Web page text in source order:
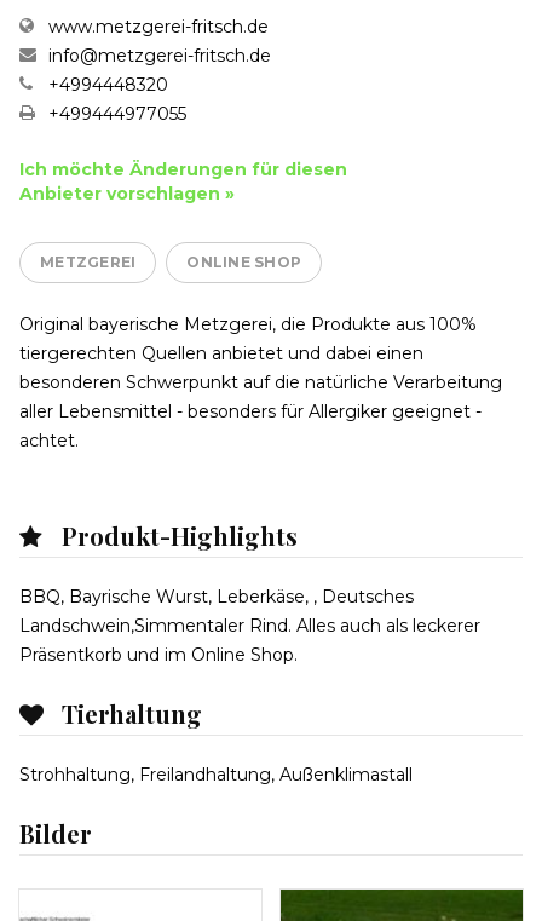
www.metzgerei-fritsch.de
info@metzgerei-fritsch.de
+4994448320
+499444977055
Ich möchte Änderungen für diesen
Anbieter vorschlagen »
METZGEREI ONLINE SHOP
Original bayerische Metzgerei, die Produkte aus 100%
tiergerechten Quellen anbietet und dabei einen
besonderen Schwerpunkt auf die natürliche Verarbeitung
aller Lebensmittel - besonders für Allergiker geeignet -
achtet.
Produkt-Highlights
BBQ, Bayrische Wurst, Leberkäse, , Deutsches
Landschwein,Simmentaler Rind. Alles auch als leckerer
Präsentkorb und im Online Shop.
Tierhaltung
Strohhaltung, Freilandhaltung, Außenklimastall
Bilder